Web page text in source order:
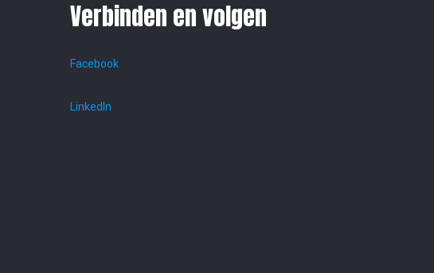
Verbinden en volgen
Facebook
LinkedIn